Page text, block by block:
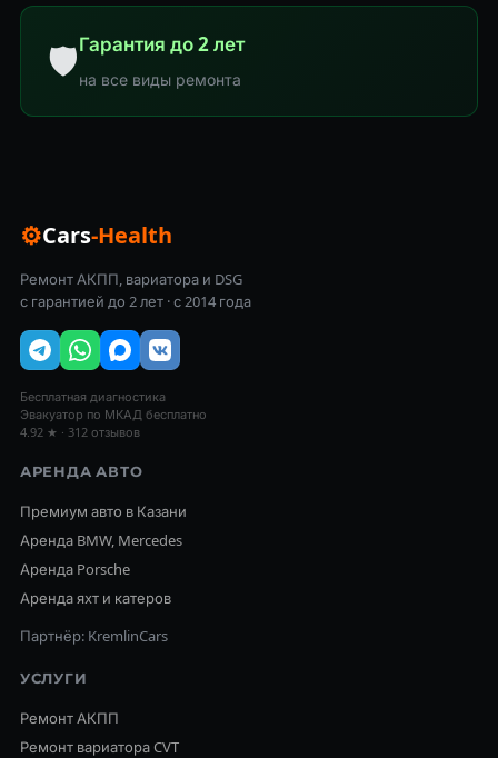
🛡Гарантия до 2 лет
на все виды ремонта
⚙Cars-Health
Ремонт АКПП, вариатора и DSG
с гарантией до 2 лет · с 2014 года
Бесплатная диагностика
Эвакуатор по МКАД бесплатно
4.92 ★ · 312 отзывов
АРЕНДА АВТО
Премиум авто в Казани
Аренда BMW, Mercedes
Аренда Porsche
Аренда яхт и катеров
Партнёр: KremlinCars
УСЛУГИ
Ремонт АКПП
Ремонт вариатора CVT